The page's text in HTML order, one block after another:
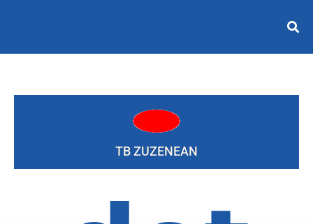
TB ZUZENEAN